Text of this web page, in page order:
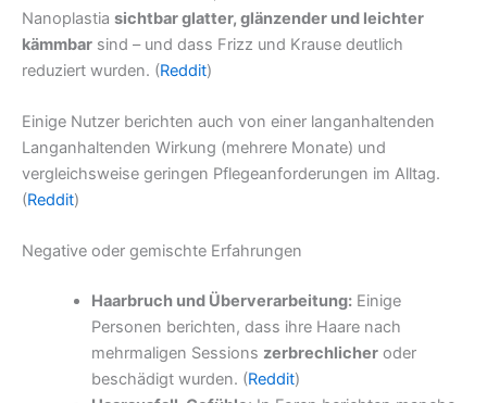
Nanoplastia sichtbar glatter, glänzender und leichter
kämmbar sind – und dass Frizz und Krause deutlich
reduziert wurden. (Reddit)
Einige Nutzer berichten auch von einer langanhaltenden
Langanhaltenden Wirkung (mehrere Monate) und
vergleichsweise geringen Pflegeanforderungen im Alltag.
(Reddit)
Negative oder gemischte Erfahrungen
Haarbruch und Überverarbeitung:Einige
Personen berichten, dass ihre Haare nach
mehrmaligen Sessions zerbrechlicheroder
beschädigt wurden. (Reddit)